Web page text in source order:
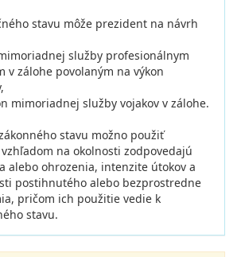
stavu môže prezident na návrh
služby profesionálnym
v zálohe povolaným na výkon
mimoriadnej služby vojakov v zálohe.
stavu možno použiť
na okolnosti zodpovedajú
alebo ohrozenia, intenzite útokov a
postihnutého alebo bezprostredne
pričom ich použitie vedie k
stavu.